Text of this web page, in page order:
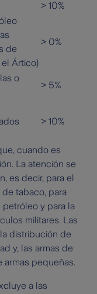
> 10%
de
Ártico)
> 0%
o
> 5%
> 10%
cuando es
La atención se
es decir, para el
tabaco, para
petróleo y para la
militares. Las
distribución de
y, las armas de
pequeñas.
a las